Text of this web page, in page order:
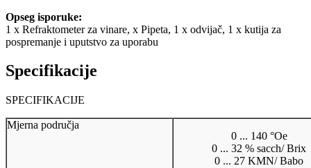
Opseg isporuke:
1 x Refraktometer za vinare, x Pipeta, 1 x odvijač, 1 x kutija za
pospremanje i uputstvo za uporabu
Specifikacije
SPECIFIKACIJE
Mjerna područja
0 ... 140 °Oe
0 ... 32 % sacch/ Brix
0 ... 27 KMN/ Babo